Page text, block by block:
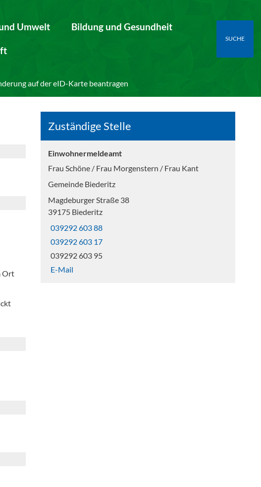
Umwelt Bildung und Gesundheit
SUCHE
auf der eID-Karte beantragen
Ort
Zuständige Stelle
Einwohnermeldeamt
Frau Schöne / Frau Morgenstern / Frau Kant
Gemeinde Biederitz
Magdeburger Straße 38
39175 Biederitz
039292 603 88
039292 603 17
039292 603 95
E-Mail